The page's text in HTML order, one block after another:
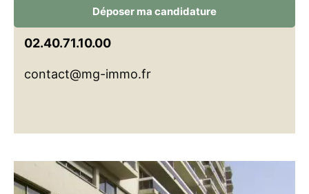
Déposer ma candidature
02.40.71.10.00
contact@mg-immo.fr